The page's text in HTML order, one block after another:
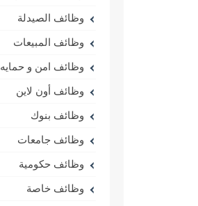
وظائف الصيدلة
وظائف المبيعات
وظائف امن و حمايه
وظائف أون لاين
وظائف بنوك
وظائف جامعات
وظائف حكومية
وظائف خاصة